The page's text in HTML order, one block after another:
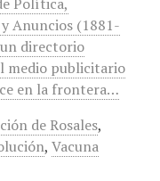
Anuncios (1881-
un directorio
medio publicitario
en la frontera…
de Rosales,
, Vacuna